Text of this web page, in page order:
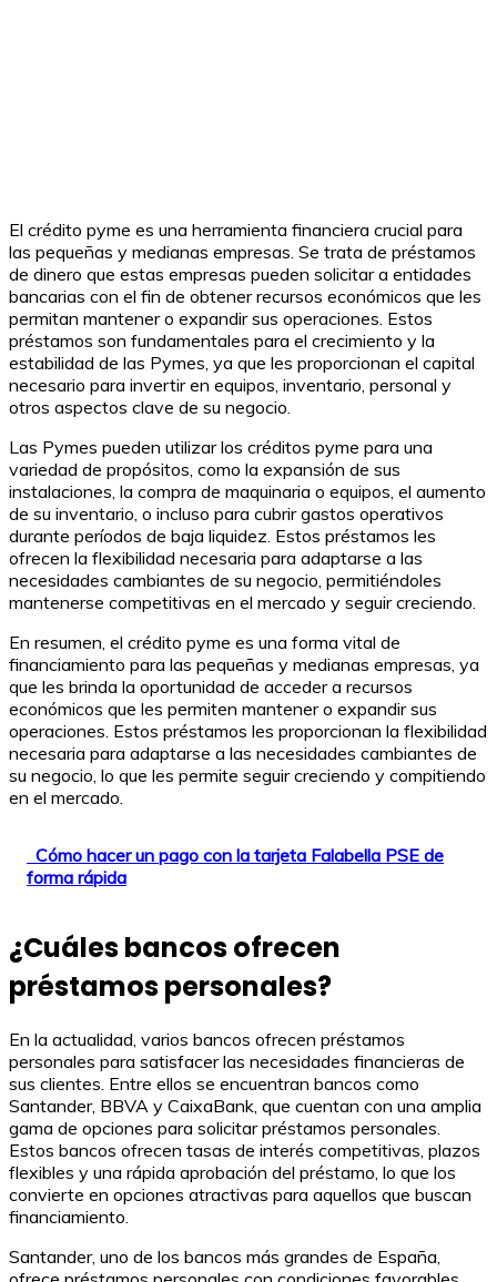
El crédito pyme es una herramienta financiera crucial para
las pequeñas y medianas empresas. Se trata de préstamos
de dinero que estas empresas pueden solicitar a entidades
bancarias con el fin de obtener recursos económicos que les
permitan mantener o expandir sus operaciones. Estos
préstamos son fundamentales para el crecimiento y la
estabilidad de las Pymes, ya que les proporcionan el capital
necesario para invertir en equipos, inventario, personal y
otros aspectos clave de su negocio.
Las Pymes pueden utilizar los créditos pyme para una
variedad de propósitos, como la expansión de sus
instalaciones, la compra de maquinaria o equipos, el aumento
de su inventario, o incluso para cubrir gastos operativos
durante períodos de baja liquidez. Estos préstamos les
ofrecen la flexibilidad necesaria para adaptarse a las
necesidades cambiantes de su negocio, permitiéndoles
mantenerse competitivas en el mercado y seguir creciendo.
En resumen, el crédito pyme es una forma vital de
financiamiento para las pequeñas y medianas empresas, ya
que les brinda la oportunidad de acceder a recursos
económicos que les permiten mantener o expandir sus
operaciones. Estos préstamos les proporcionan la flexibilidad
necesaria para adaptarse a las necesidades cambiantes de
su negocio, lo que les permite seguir creciendo y compitiendo
en el mercado.
Cómo hacer un pago con la tarjeta Falabella PSE de
forma rápida
¿Cuáles bancos ofrecen
préstamos personales?
En la actualidad, varios bancos ofrecen préstamos
personales para satisfacer las necesidades financieras de
sus clientes. Entre ellos se encuentran bancos como
Santander, BBVA y CaixaBank, que cuentan con una amplia
gama de opciones para solicitar préstamos personales.
Estos bancos ofrecen tasas de interés competitivas, plazos
flexibles y una rápida aprobación del préstamo, lo que los
convierte en opciones atractivas para aquellos que buscan
financiamiento.
Santander, uno de los bancos más grandes de España,